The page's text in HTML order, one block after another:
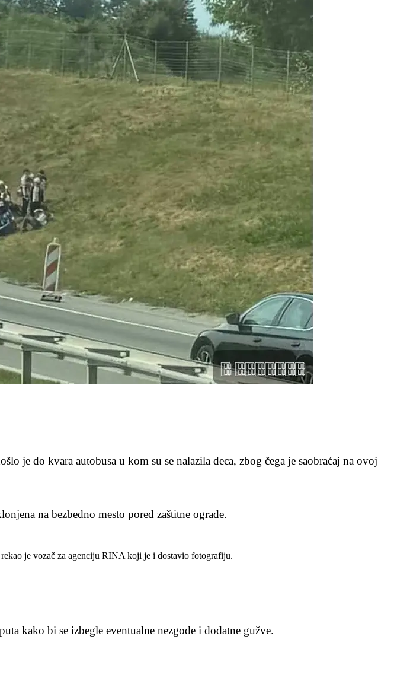
je do kvara autobusa u kom su se nalazila deca, zbog čega je saobraćaj na ovoj
na bezbedno mesto pored zaštitne ograde.
je vozač za agenciju RINA koji je i dostavio fotografiju.
kako bi se izbegle eventualne nezgode i dodatne gužve.